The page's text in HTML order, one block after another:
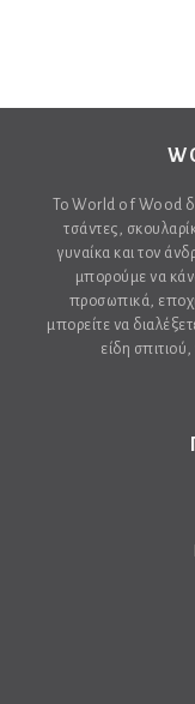
Το World of Wood
τσάντες,
γυναίκα και τον
μπορούμε να
προσωπικά,
μπορείτε να
είδη